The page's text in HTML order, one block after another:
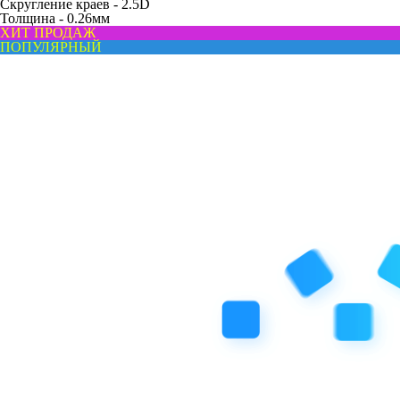
Скругление краев - 2.5D
Толщина - 0.26мм
ХИТ ПРОДАЖ
ПОПУЛЯРНЫЙ